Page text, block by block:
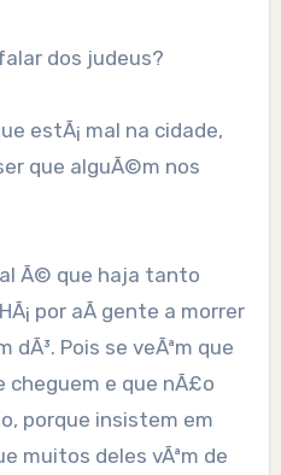
dos judeus?
estÃ¡ mal na cidade,
que alguÃ©m nos
Ã© que haja tanto
por aÃ­ gente a morrer
Pois se veÃªm que
cheguem e que nÃ£o
porque insistem em
muitos deles vÃªm de